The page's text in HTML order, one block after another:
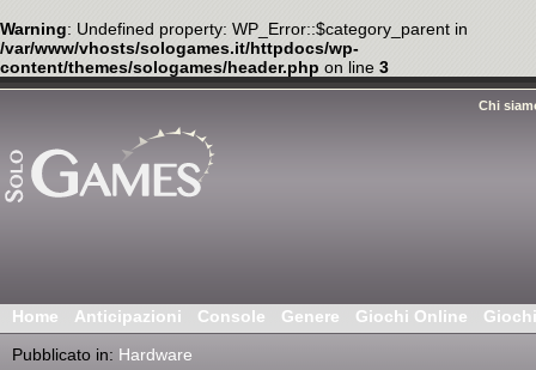
Warning: Undefined property: WP_Error::$category_parent in
/var/www/vhosts/sologames.it/httpdocs/wp-
content/themes/sologames/header.php on line 3
Chi
Home Anticipazioni Console Genere Giochi Online
Pubblicato in: Hardware